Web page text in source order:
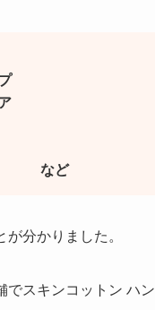
など
分かりました。
でスキンコットン ハ